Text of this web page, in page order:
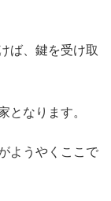
ば、鍵を受け取
となります。
ようやくここで